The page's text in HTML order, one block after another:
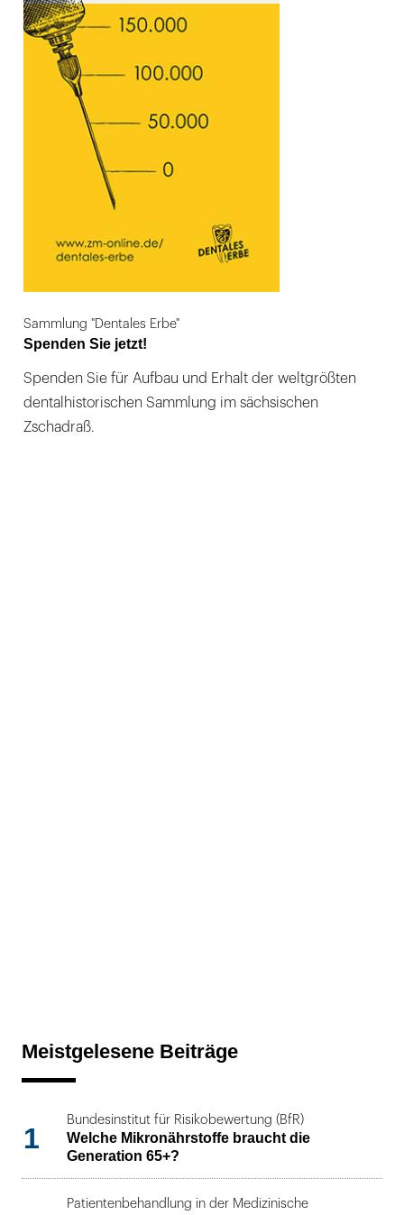
Sammlung "Dentales Erbe"
Spenden Sie jetzt!
Spenden Sie für Aufbau und Erhalt der weltgrößten
dentalhistorischen Sammlung im sächsischen
Zschadraß.
Meistgelesene Beiträge
1
Bundesinstitut für Risikobewertung (BfR)
Welche Mikronährstoffe braucht die
Generation 65+?
Patientenbehandlung in der Medizinische